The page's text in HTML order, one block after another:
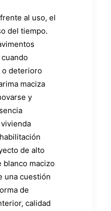
al uso, el
del tiempo.
o deterioro
maciza
y
de alto
blanco macizo
una cuestión
de
calidad